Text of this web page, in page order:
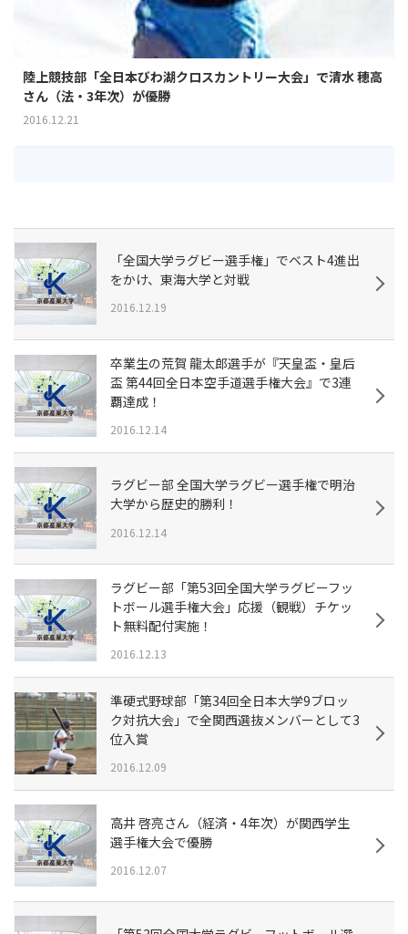
陸上競技部「全日本びわ湖クロスカントリー大会」で清水 穂高
さん（法・3年次）が優勝
2016.12.21
「全国大学ラグビー選手権」でベスト4進出
をかけ、東海大学と対戦
2016.12.19
卒業生の荒賀 龍太郎選手が『天皇盃・皇后
盃 第44回全日本空手道選手権大会』で3連
覇達成！
2016.12.14
ラグビー部 全国大学ラグビー選手権で明治
大学から歴史的勝利！
2016.12.14
ラグビー部「第53回全国大学ラグビーフッ
トボール選手権大会」応援（観戦）チケッ
ト無料配付実施！
2016.12.13
準硬式野球部「第34回全日本大学9ブロッ
ク対抗大会」で全関西選抜メンバーとして3
位入賞
2016.12.09
高井 啓亮さん（経済・4年次）が関西学生
選手権大会で優勝
2016.12.07